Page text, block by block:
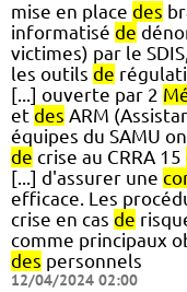
mise en place des
informatisé de
victimes) par le
les outils de
[...] ouverte par 2
et des ARM
équipes du SAMU
de crise au CRRA 15
[...] d'assurer une
efficace. Les
crise en cas de
comme principaux
des personnels
12/04/2024 02:00